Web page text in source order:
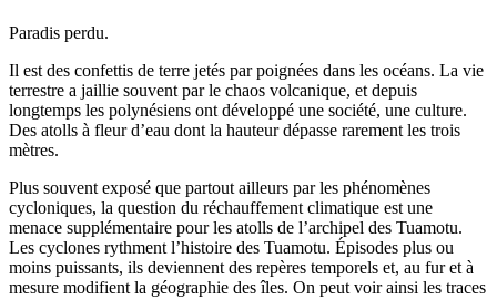
Paradis perdu.
Il est des confettis de terre jetés par poignées dans les océans. La vie
terrestre a jaillie souvent par le chaos volcanique, et depuis
longtemps les polynésiens ont développé une société, une culture.
Des atolls à fleur d’eau dont la hauteur dépasse rarement les trois
mètres.
Plus souvent exposé que partout ailleurs par les phénomènes
cycloniques, la question du réchauffement climatique est une
menace supplémentaire pour les atolls de l’archipel des Tuamotu.
Les cyclones rythment l’histoire des Tuamotu. Épisodes plus ou
moins puissants, ils deviennent des repères temporels et, au fur et à
mesure modifient la géographie des îles. On peut voir ainsi les traces